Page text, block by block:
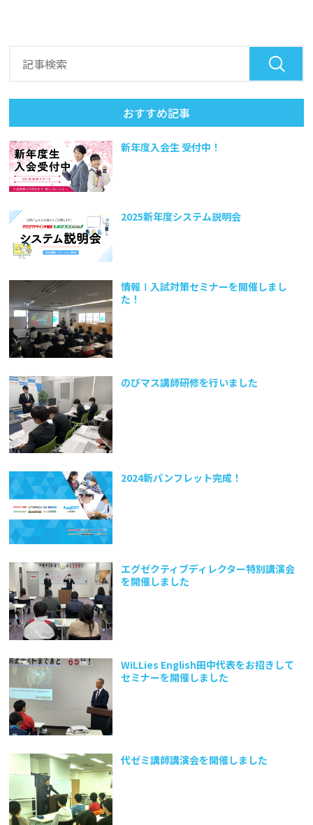
おすすめ記事
新年度入会生 受付中！
2025新年度システム説明会
情報Ⅰ入試対策セミナーを開催しまし
た！
のびマス講師研修を行いました
2024新パンフレット完成！
エグゼクティブディレクター特別講演会
を開催しました
WiLLies English田中代表をお招きして
セミナーを開催しました
代ゼミ講師講演会を開催しました